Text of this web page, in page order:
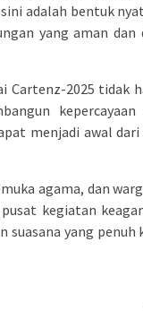
adalah bentuk
yang aman dan
Cartenz-2025 tidak
menjadi awal
agama, dan
kegiatan
yang